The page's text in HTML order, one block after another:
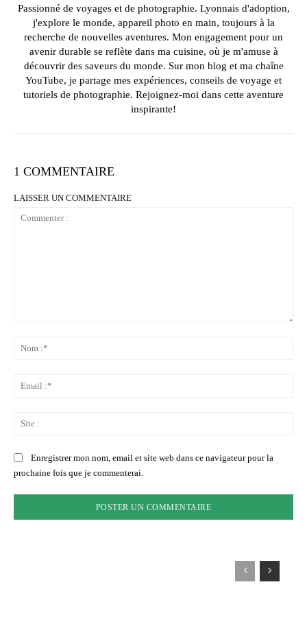
Passionné de voyages et de photographie. Lyonnais d'adoption,
j'explore le monde, appareil photo en main, toujours à la
recherche de nouvelles aventures. Mon engagement pour un
avenir durable se reflète dans ma cuisine, où je m'amuse à
découvrir des saveurs du monde. Sur mon blog et ma chaîne
YouTube, je partage mes expériences, conseils de voyage et
tutoriels de photographie. Rejoignez-moi dans cette aventure
inspirante!
1 COMMENTAIRE
LAISSER UN COMMENTAIRE
Enregistrer mon nom, email et site web dans ce navigateur pour la
prochaine fois que je commenterai.